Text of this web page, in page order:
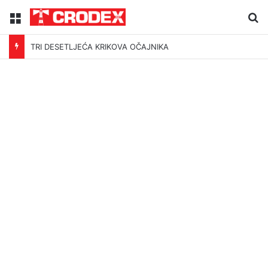
Menu
TRI DESETLJEĆA KRIKOVA OČAJNIKA